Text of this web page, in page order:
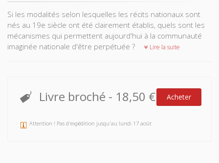
Si les modalités selon lesquelles les récits nationaux sont
nés au 19e siècle ont été clairement établis, quels sont les
mécanismes qui permettent aujourd'hui à la communauté
imaginée nationale d'être perpétuée ?
Lire la suite
Livre broché - 18,50 € Acheter
Attention ! Pas d'expédition jusqu'au lundi 17 août